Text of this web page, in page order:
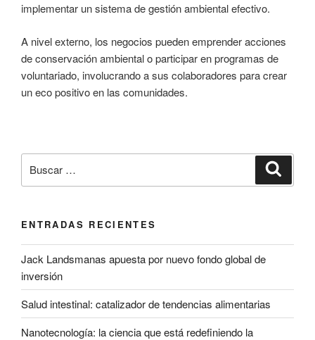
implementar un sistema de gestión ambiental efectivo.
A nivel externo, los negocios pueden emprender acciones
de conservación ambiental o participar en programas de
voluntariado, involucrando a sus colaboradores para crear
un eco positivo en las comunidades.
por:
ENTRADAS RECIENTES
Jack Landsmanas apuesta por nuevo fondo global de
inversión
Salud intestinal: catalizador de tendencias alimentarias
Nanotecnología: la ciencia que está redefiniendo la